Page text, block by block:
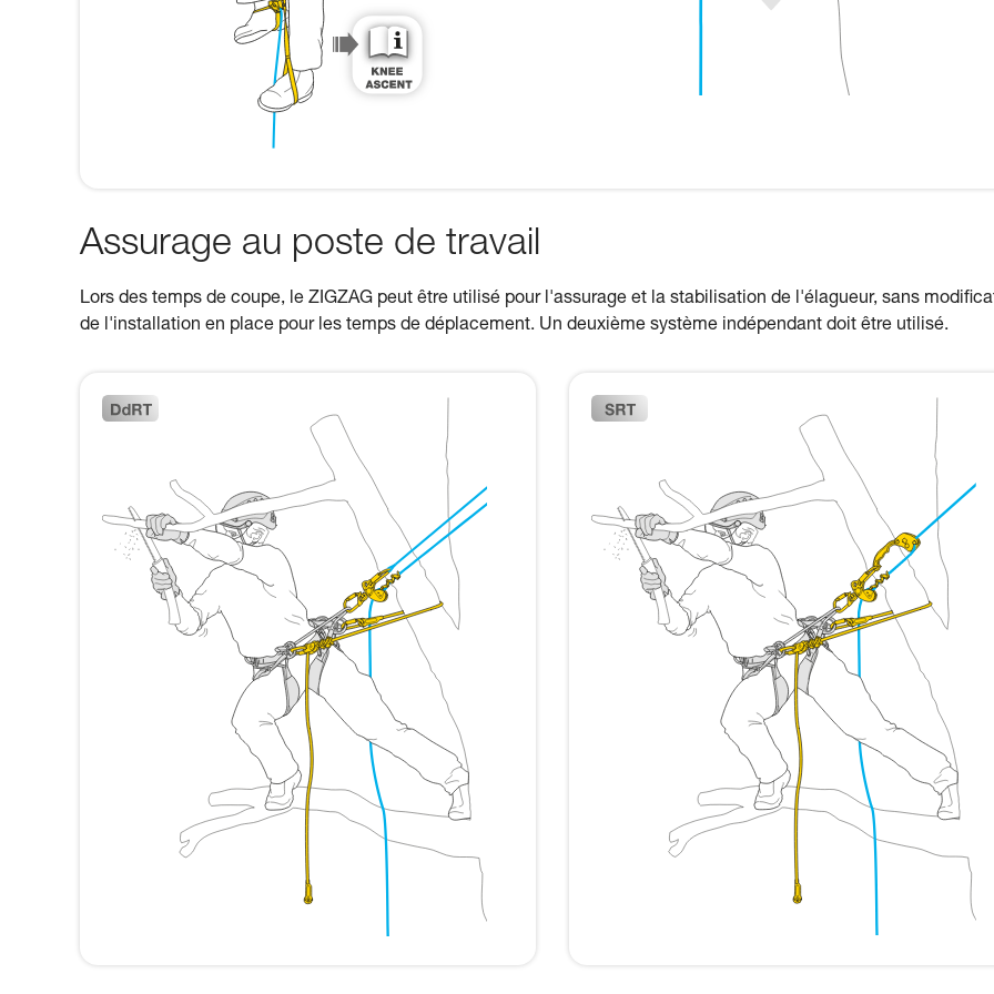
Assurage au poste de travail
Lors des temps de coupe, le ZIGZAG peut être utilisé pour l'assurage et la stabilisation de l'élagueur, sans
de l'installation en place pour les temps de déplacement. Un deuxième système indépendant doit être utilisé.